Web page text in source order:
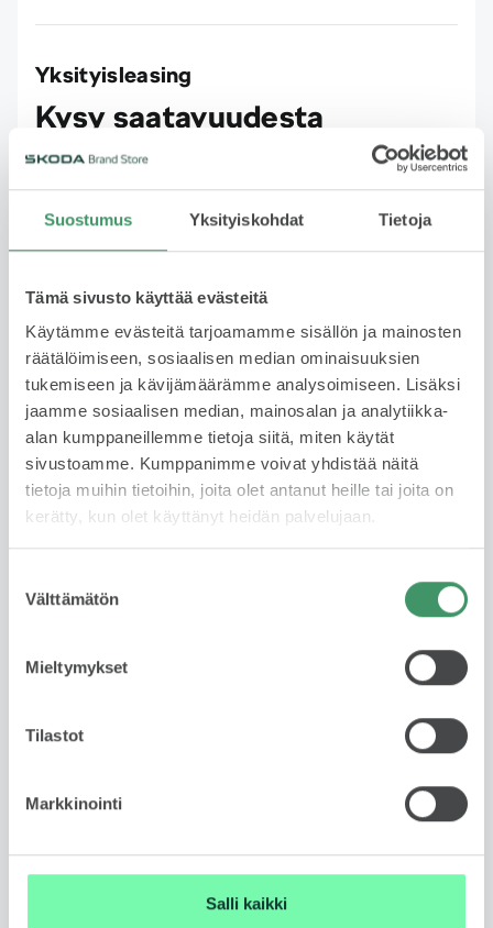
Suostumus Yksityiskohdat Tietoja
Tämä sivusto käyttää evästeitä
Käytämme evästeitä tarjoamamme sisällön ja mainosten
räätälöimiseen, sosiaalisen median ominaisuuksien
tukemiseen ja kävijämäärämme analysoimiseen. Lisäksi
jaamme sosiaalisen median, mainosalan ja analytiikka-
alan kumppaneillemme tietoja siitä, miten käytät
sivustoamme. Kumppanimme voivat yhdistää näitä
tietoja muihin tietoihin, joita olet antanut heille tai joita on
kerätty, kun olet käyttänyt heidän palvelujaan.
valinta
Välttämätön
Mieltymykset
Tilastot
Markkinointi
Salli kaikki
Yksityisleasing
Kysy saatavuudesta
Käytetyn auton leasing on fiksu valinta, jos haluat ajaa
riskejä tai sitoutumista pitkäksi aikaa. Sopimuskausi
1-3 vuotta ja kilometrimäärä 10 tkm, 15 tkm tai 20
autoilla – maksat vain käytöstä, et omistuksesta.
Lue lisää
Rahoituslaskuri
Ota yhteyttä myyjään
Jätä yhteydenottopyyntö